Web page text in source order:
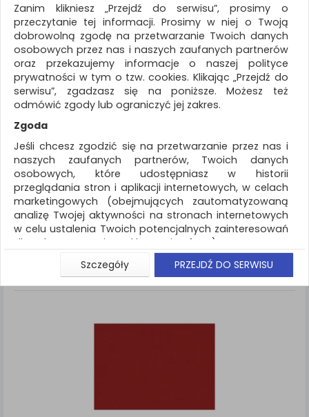
KATEGORIE
WSZYSTKIE KATEGORIE
FILTRY
REKLAMA
AKTUALNOŚCI
Artykuły szkolne Papier
ZNALEZIONYCH PRODUKTÓW: 1 Porównaj (0 )
Sortuj po Standardowe
Siatka Lista
Zanim klikniesz „Przejdź do serwisu”, prosimy o
przeczytanie tej informacji. Prosimy w niej o Twoją
dobrowolną zgodę na przetwarzanie Twoich danych
osobowych przez nas i naszych zaufanych partnerów
oraz przekazujemy informacje o naszej polityce
prywatności w tym o tzw. cookies. Klikając „Przejdź do
serwisu”, zgadzasz się na poniższe. Możesz też
odmówić zgody lub ograniczyć jej zakres.
Zgoda
Jeśli chcesz zgodzić się na przetwarzanie przez nas i
naszych zaufanych partnerów, Twoich danych
osobowych, które udostępniasz w historii
przeglądania stron i aplikacji internetowych, w celach
marketingowych (obejmujących zautomatyzowaną
analizę Twojej aktywności na stronach internetowych
w celu ustalenia Twoich potencjalnych zainteresowań
dla dostosowania reklamy i oferty), w tym na
umieszczanie tzw. cookies na Twoich urządzeniach i
ich odczytywanie, kliknij przycisk „Przejdź do serwisu”.
Jeśli nie chcesz wyrazić zgody lub ograniczyć jej
www, a w szczególności np. wysłanie potwierdzenia
Szczegóły PRZEJDŹ DO SERWISU